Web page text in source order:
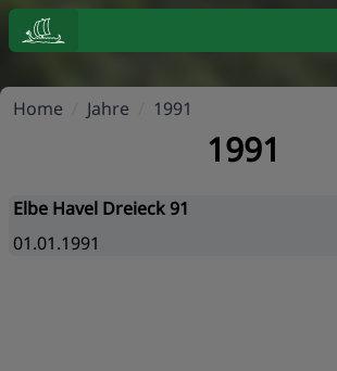
Home Jahre 1991
1991
Elbe Havel Dreieck 91
01.01.1991